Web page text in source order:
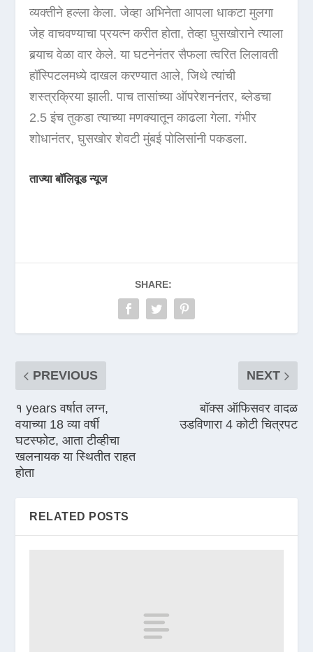
व्यक्तीने हल्ला केला. जेव्हा अभिनेता आपला धाकटा मुलगा
जेह वाचवण्याचा प्रयत्न करीत होता, तेव्हा घुसखोराने त्याला
बर्‍याच वेळा वार केले. या घटनेनंतर सैफला त्वरित लिलावती
हॉस्पिटलमध्ये दाखल करण्यात आले, जिथे त्यांची
शस्त्रक्रिया झाली. पाच तासांच्या ऑपरेशननंतर, ब्लेडचा
2.5 इंच तुकडा त्याच्या मणक्यातून काढला गेला. गंभीर
शोधानंतर, घुसखोर शेवटी मुंबई पोलिसांनी पकडला.
ताज्या बॉलिवूड न्यूज
SHARE:
PREVIOUS
१ years वर्षात लग्न,
वयाच्या 18 व्या वर्षी
घटस्फोट, आता टीव्हीचा
खलनायक या स्थितीत राहत
होता
NEXT
बॉक्स ऑफिसवर वादळ
उडविणारा 4 कोटी चित्रपट
RELATED POSTS